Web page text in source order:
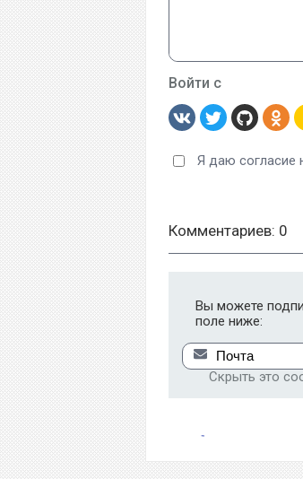
Войти с
Я даю согласие
Комментариев: 0
Вы можете
поле ниже:
Скрыть это